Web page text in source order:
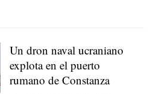
Un dron naval ucraniano
explota en el puerto
rumano de Constanza